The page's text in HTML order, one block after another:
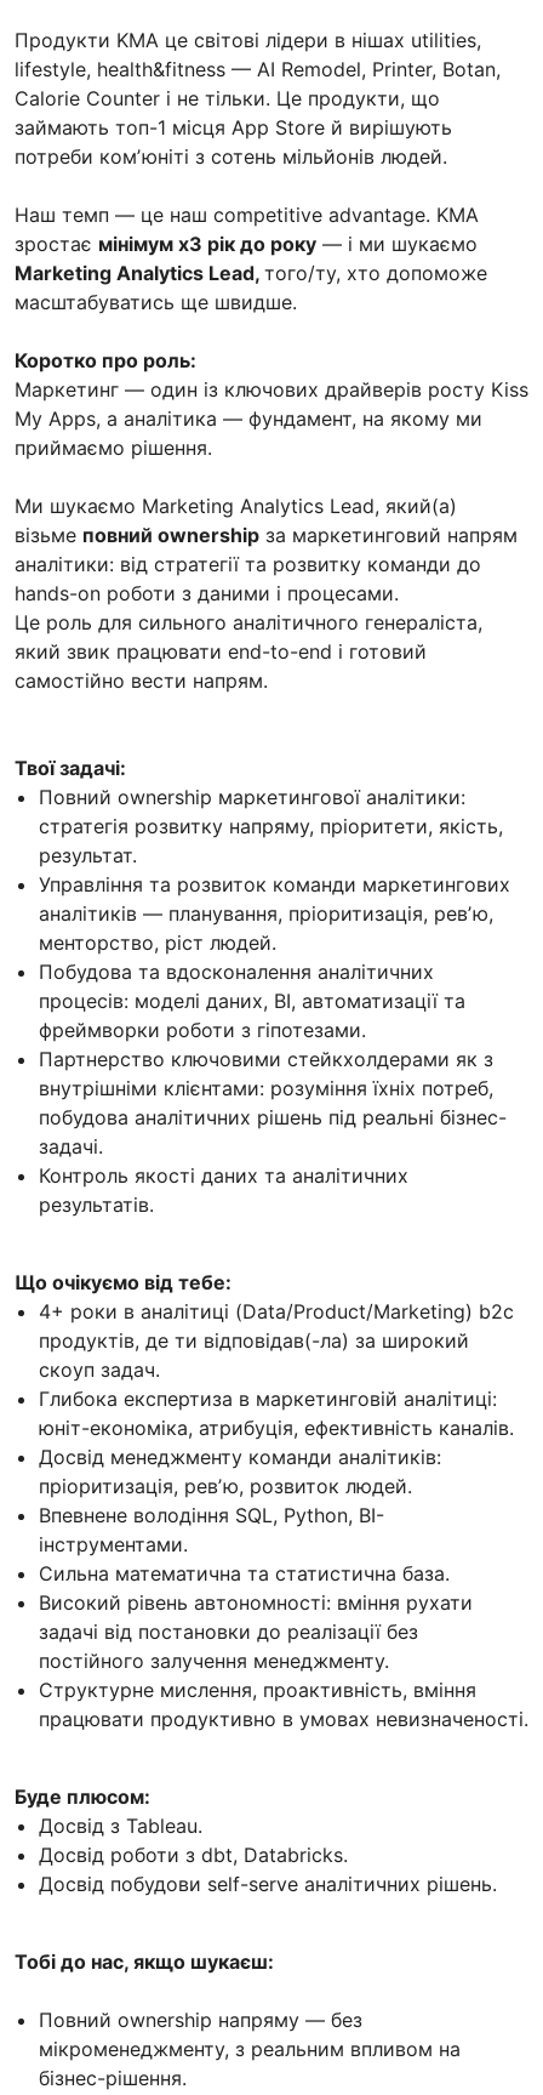
Продукти KMA це світові лідери в нішах utilities,
lifestyle, health&fitness — AI Remodel, Printer, Botan,
Calorie Counter і не тільки. Це продукти, що
займають топ-1 місця App Store й вирішують
потреби комʼюніті з сотень мільйонів людей.
Наш темп — це наш competitive advantage. KMA
зростає мінімум х3 рік до року — і ми шукаємо
Marketing Analytics Lead, того/ту, хто допоможе
масштабуватись ще швидше.
Коротко про роль:
Маркетинг — один із ключових драйверів росту Kiss
My Apps, а аналітика — фундамент, на якому ми
приймаємо рішення.
Ми шукаємо Marketing Analytics Lead, який(а)
візьме повний ownership за маркетинговий напрям
аналітики: від стратегії та розвитку команди до
hands-on роботи з даними і процесами.
Це роль для сильного аналітичного генераліста,
який звик працювати end-to-end і готовий
самостійно вести напрям.
Твої задачі:
Повний ownership маркетингової аналітики:
стратегія розвитку напряму, пріоритети, якість,
результат.
Управління та розвиток команди маркетингових
аналітиків — планування, пріоритизація, ревʼю,
менторство, ріст людей.
Побудова та вдосконалення аналітичних
процесів: моделі даних, BI, автоматизації та
фреймворки роботи з гіпотезами.
Партнерство ключовими стейкхолдерами як з
внутрішніми клієнтами: розуміння їхніх потреб,
побудова аналітичних рішень під реальні бізнес-
задачі.
Контроль якості даних та аналітичних
результатів.
Що очікуємо від тебе:
4+ роки в аналітиці (Data/Product/Marketing) b2c
продуктів, де ти відповідав(-ла) за широкий
скоуп задач.
Глибока експертиза в маркетинговій аналітиці:
юніт-економіка, атрибуція, ефективність каналів.
Досвід менеджменту команди аналітиків:
пріоритизація, ревʼю, розвиток людей.
Впевнене володіння SQL, Python, BI-
інструментами.
Сильна математична та статистична база.
Високий рівень автономності: вміння рухати
задачі від постановки до реалізації без
постійного залучення менеджменту.
Структурне мислення, проактивність, вміння
працювати продуктивно в умовах невизначеності.
Буде плюсом:
Досвід з Tableau.
Досвід роботи з dbt, Databricks.
Досвід побудови self-serve аналітичних рішень.
Тобі до нас, якщо шукаєш:
Повний ownership напряму — без
мікроменеджменту, з реальним впливом на
бізнес-рішення.